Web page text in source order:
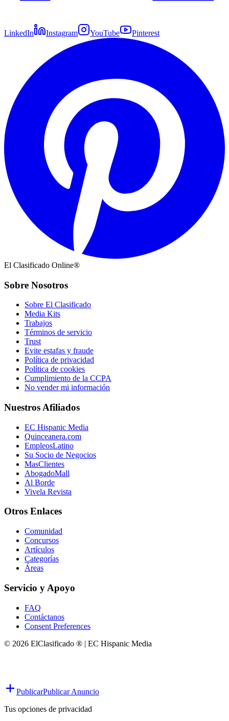
LinkedIn Instagram YouTube Pinterest
El Clasificado Online®
Sobre Nosotros
Sobre El Clasificado
Media Kits
Trabajos
Términos de servicio
Trust
Evite estafas y fraude
Política de privacidad
Política de cookies
Cumplimiento de la CCPA
No vender mi información
Nuestros Afiliados
EC Hispanic Media
Quinceanera.com
EmpleosLatino
Su Socio de Negocios
MasClientes
AbogadoMall
Al Borde
Vivela Revista
Otros Enlaces
Comunidad
Concursos
Artículos
Categorías
Áreas
Servicio y Apoyo
FAQ
Contáctanos
Consent Preferences
© 2026 ElClasificado ® | EC Hispanic Media
PublicarPublicar Anuncio
Tus opciones de privacidad